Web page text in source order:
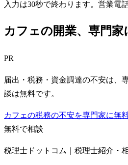
入力は30秒で終わります。営業電
カフェの開業、専門家
PR
届出・税務・資金調達の不安は、
談は無料です。
カフェの税務の不安を専門家に無
無料で相談
税理士ドットコム｜税理士紹介・